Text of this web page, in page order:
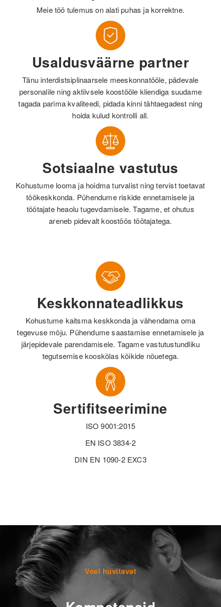
Meie töö tulemus on alati puhas ja korrektne.
Usaldusväärne partner
Tänu interdistsiplinaarsele meeskonnatööle, pädevale
personalile ning aktiivsele koostööle kliendiga suudame
tagada parima kvaliteedi, pidada kinni tähtaegadest ning
hoida kulud kontrolli all.
Sotsiaalne vastutus
Kohustume looma ja hoidma turvalist ning tervist toetavat
töökeskkonda. Pühendume riskide ennetamisele ja
töötajate heaolu tugevdamisele. Tagame, et ohutus
areneb pidevalt koostöös töötajatega.
Keskkonnateadlikkus
Kohustume kaitsma keskkonda ja vähendama oma
tegevuse mõju. Pühendume saastamise ennetamisele ja
järjepidevale parendamisele. Tagame vastutustundliku
tegutsemise kooskõlas kõikide nõuetega.
Sertifitseerimine
ISO 9001:2015
EN ISO 3834-2
DIN EN 1090-2 EXC3
Veel huvitavat